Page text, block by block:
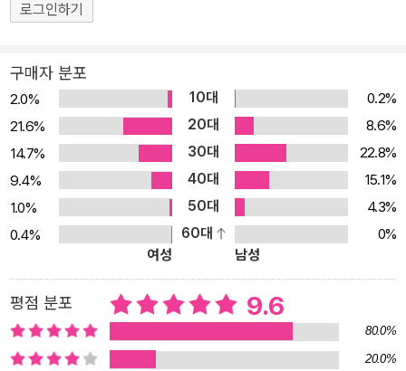
로그인하기
구매자 분포
2.0% 10대
0.2%
21.6%
20대
8.6%
14.7%
30대
22.8%
9.4%
40대
15.1%
1.0%
50대
4.3%
0.4%
60대
0%
여성
남성
평점 분포 9.6
80.0%
20.0%